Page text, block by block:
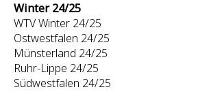
Winter 24/25
WTV Winter 24/25
Ostwestfalen 24/25
Münsterland 24/25
Ruhr-Lippe 24/25
Südwestfalen 24/25